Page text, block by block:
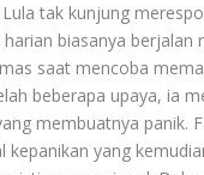
tak kunjung
biasanya berjalan
saat mencoba
beberapa upaya, ia
membuatnya panik.
kepanikan yang